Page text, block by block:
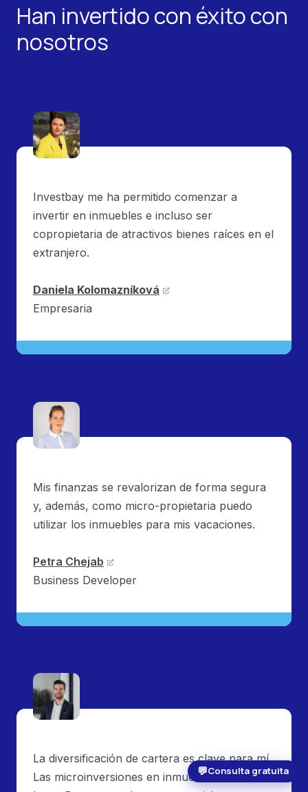
Han invertido con éxito con
nosotros
Investbay me ha permitido comenzar a
invertir en inmuebles e incluso ser
copropietaria de atractivos bienes raíces en el
extranjero.
Daniela Kolomazníková
Empresaria
Mis finanzas se revalorizan de forma segura
y, además, como micro-propietaria puedo
utilizar los inmuebles para mis vacaciones.
Petra Chejab
Business Developer
La diversificación de cartera es clave para mí.
Las microinversiones en inmuebles de
💬Consulta gratuita